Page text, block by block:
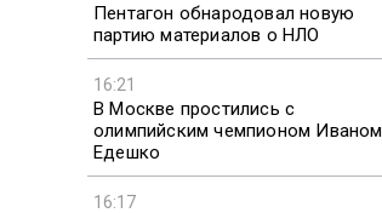
Пентагон обнародовал новую
партию материалов о НЛО
16:21
В Москве простились с
олимпийским чемпионом Иваном
Едешко
16:17